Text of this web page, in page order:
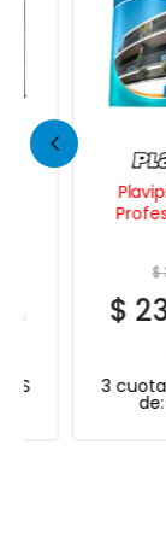
Plavipint
3 cuotas
$